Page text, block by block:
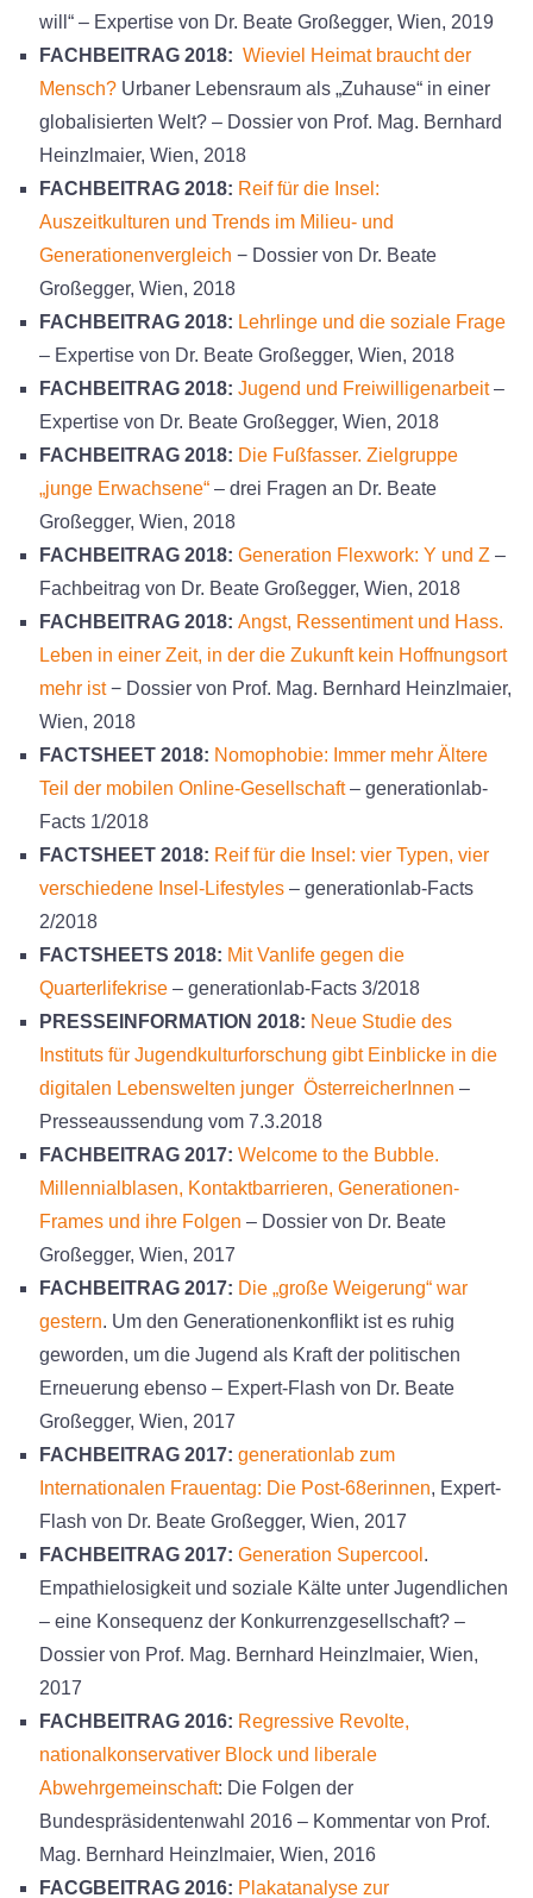
will“ – Expertise von Dr. Beate Großegger, Wien, 2019
FACHBEITRAG 2018: Wieviel Heimat braucht der
Mensch?Urbaner Lebensraum als „Zuhause“ in einer
globalisierten Welt? – Dossier von Prof. Mag. Bernhard
Heinzlmaier, Wien, 2018
FACHBEITRAG 2018: Reif für die Insel:
Auszeitkulturen und Trends im Milieu- und
Generationenvergleich − Dossier von Dr. Beate
Großegger, Wien, 2018
FACHBEITRAG 2018: Lehrlinge und die soziale Frage
– Expertise von Dr. Beate Großegger, Wien, 2018
FACHBEITRAG 2018: Jugend und Freiwilligenarbeit–
Expertise von Dr. Beate Großegger, Wien, 2018
FACHBEITRAG 2018: Die Fußfasser. Zielgruppe
„junge Erwachsene“– drei Fragen an Dr. Beate
Großegger, Wien, 2018
FACHBEITRAG 2018: Generation Flexwork: Y und Z –
Fachbeitrag von Dr. Beate Großegger, Wien, 2018
FACHBEITRAG 2018: Angst, Ressentiment und Hass.
Leben in einer Zeit, in der die Zukunft kein Hoffnungsort
mehr ist− Dossier von Prof. Mag. Bernhard Heinzlmaier,
Wien, 2018
FACTSHEET 2018: Nomophobie: Immer mehr Ältere
Teil der mobilen Online-Gesellschaft– generationlab-
Facts 1/2018
FACTSHEET 2018: Reif für die Insel: vier Typen, vier
verschiedene Insel-Lifestyles– generationlab-Facts
2/2018
FACTSHEETS 2018: Mit Vanlife gegen die
Quarterlifekrise– generationlab-Facts 3/2018
PRESSEINFORMATION 2018: Neue Studie des
Instituts für Jugendkulturforschung gibt Einblicke in die
digitalen Lebenswelten junger ÖsterreicherInnen –
Presseaussendung vom 7.3.2018
FACHBEITRAG 2017: Welcome to the Bubble.
Millennialblasen, Kontaktbarrieren, Generationen-
Frames und ihre Folgen – Dossier von Dr. Beate
Großegger, Wien, 2017
FACHBEITRAG 2017: Die „große Weigerung“ war
gestern. Um den Generationenkonflikt ist es ruhig
geworden, um die Jugend als Kraft der politischen
Erneuerung ebenso – Expert-Flash von Dr. Beate
Großegger, Wien, 2017
FACHBEITRAG 2017: generationlab zum
Internationalen Frauentag: Die Post-68erinnen, Expert-
Flash von Dr. Beate Großegger, Wien, 2017
FACHBEITRAG 2017: Generation Supercool .
Empathielosigkeit und soziale Kälte unter Jugendlichen
– eine Konsequenz der Konkurrenzgesellschaft? –
Dossier von Prof. Mag. Bernhard Heinzlmaier, Wien,
2017
FACHBEITRAG 2016: Regressive Revolte,
nationalkonservativer Block und liberale
Abwehrgemeinschaft: Die Folgen der
Bundespräsidentenwahl 2016 – Kommentar von Prof.
Mag. Bernhard Heinzlmaier, Wien, 2016
FACGBEITRAG 2016: Plakatanalyse zur